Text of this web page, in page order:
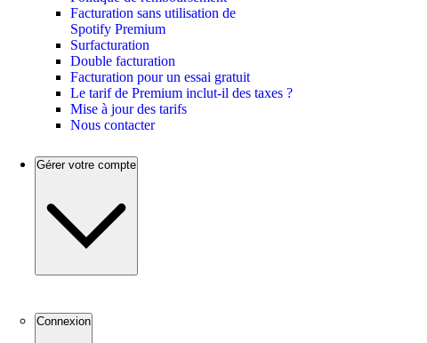
Facturation sans utilisation de
Spotify Premium
Surfacturation
Double facturation
Facturation pour un essai gratuit
Le tarif de Premium inclut-il des taxes ?
Mise à jour des tarifs
Nous contacter
Gérer votre compte
Connexion